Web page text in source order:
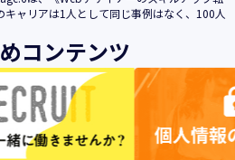
ャリアは1人として同じ事例はなく、100人
コンテンツ